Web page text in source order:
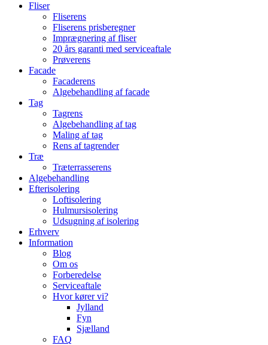
Fliser
Fliserens
Fliserens prisberegner
Imprægnering af fliser
20 års garanti med serviceaftale
Prøverens
Facade
Facaderens
Algebehandling af facade
Tag
Tagrens
Algebehandling af tag
Maling af tag
Rens af tagrender
Træ
Træterrasserens
Algebehandling
Efterisolering
Loftisolering
Hulmursisolering
Udsugning af isolering
Erhverv
Information
Blog
Om os
Forberedelse
Serviceaftale
Hvor kører vi?
Jylland
Fyn
Sjælland
FAQ